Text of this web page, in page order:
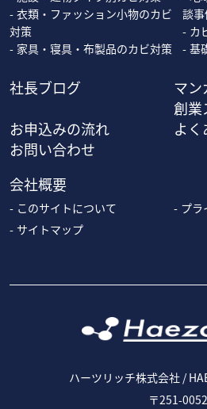
ハーツリッチ株式会社 /
〒251-0052
衣類・ファッション小物のカビ
対策
家具・寝具・布製品のカビ対策
談事
カ
基
社長ブログ
マン
創業
お申込みの流れ
よ
お問い合わせ
会社概要
このサイトについて
プラ
サイトマップ